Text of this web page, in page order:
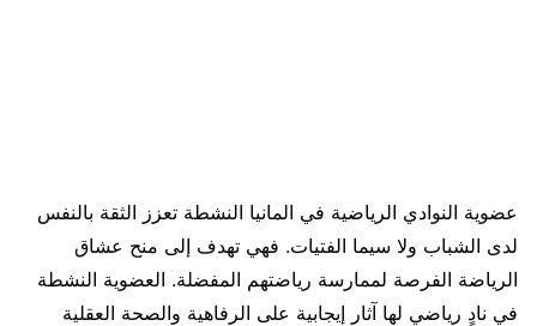
عضوية النوادي الرياضية في المانيا النشطة تعزز الثقة بالنفس
لدى الشباب ولا سيما الفتيات. فهي تهدف إلى منح عشاق
الرياضة الفرصة لممارسة رياضتهم المفضلة. العضوية النشطة
في نادٍ رياضي لها آثار إيجابية على الرفاهية والصحة العقلية